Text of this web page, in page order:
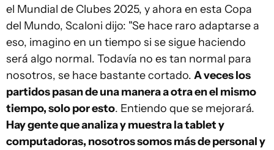
el Mundial de Clubes 2025, y ahora en esta Copa
del Mundo, Scaloni dijo: "Se hace raro adaptarse a
eso, imagino en un tiempo si se sigue haciendo
será algo normal. Todavía no es tan normal para
nosotros, se hace bastante cortado. A veces los
partidos pasan de una manera a otra en el mismo
tiempo, solo por esto. Entiendo que se mejorará.
Hay gente que analiza y muestra la tablet y
computadoras, nosotros somos más de personal y